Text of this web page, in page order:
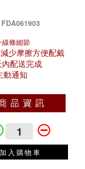
FDA061903
線條細節
少摩擦方便配戴
內配送完成
動通知
加入購物車